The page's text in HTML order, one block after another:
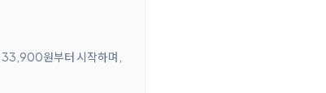
33,900원부터 시작하며,